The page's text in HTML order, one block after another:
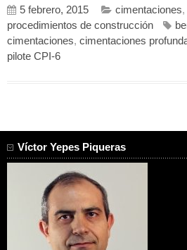
5 febrero, 2015 cimentaciones,
procedimientos de construcción
cimentaciones, cimentaciones
pilote CPI-6
Víctor Yepes Piqueras